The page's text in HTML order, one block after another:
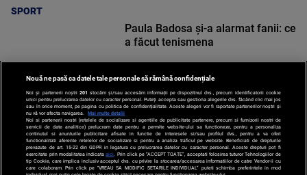
SPORT
SPORT
Paula Badosa și-a alarmat fanii: ce
a făcut tenismena
Nouă ne pasă ca datele tale personale să rămână confidențiale
Noi și partenerii noștri 201 stocăm și/sau accesăm informații pe dispozitivul dvs., precum identificatorii cookie
unici pentru prelucrarea datelor cu caracter personal. Puteți accepta sau gestiona alegerile dvs. făcând clic mai jos
sau în orice moment, pe pagina cu politica de confidențialitate. Aceste alegeri vor fi raportate partenerilor noștri și
nu vă vor afecta navigarea.
Mai multe detalii
Noi si partenerii nostri (retelele de socializare si agentiile de publicitate partenere, precum si furnizorii nostri de
servicii de date analitice) prelucram date pentru a permite website-ului sa functioneze, pentru a personaliza
continutul si anunturile publicitare afisate in functie de interesele si/sau profilul dvs., pentru a va oferi
functionalitati aferente retelelor de socializare si pentru a analiza traficul pe website. Beneficiati de drepturile
prevazute de art. 15-22 din GDPR in legatura cu prelucrarea datelor cu caracter personal. Aceste drepturi pot fi
exercitate prin modalitatea indicataaici . Prin click pe “ACCEPT TOATE”, acceptati folosirea tuturor Tehnologiilor de
tip Cookie, care implica inclusiv acceptul dvs. cu privire la stocarea/accesarea informatiilor de catre Vendor-ii cu
care colaboram. Prin click pe “VREAU SA MODIFIC SETARILE INDIVIDUAL” puteti schimba preferintele in mod